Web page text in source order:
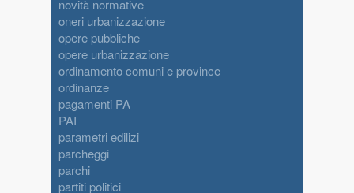
novità normative
oneri urbanizzazione
opere pubbliche
opere urbanizzazione
ordinamento comuni e province
ordinanze
pagamenti PA
PAI
parametri edilizi
parcheggi
parchi
partiti politici